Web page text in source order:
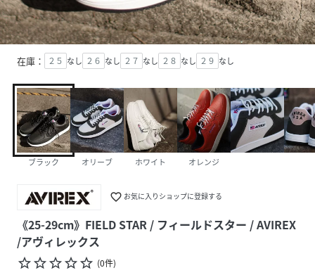
在庫： ２５ なし ２６ なし ２７ なし ２８ なし ２９ なし
ブラック オリーブ ホワイト オレンジ
favorite_border お気に入りショップに登録する
《25-29cm》FIELD STAR / フィールドスター / AVIREX
/アヴィレックス
star_borderstar_borderstar_borderstar_borderstar_border (0件)